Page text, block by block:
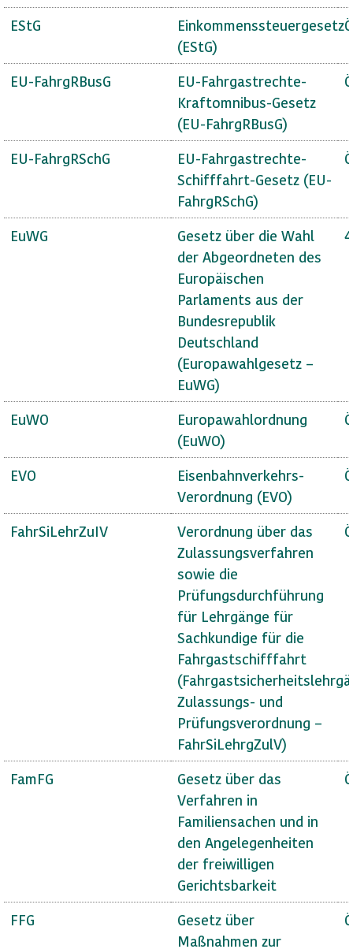
EStG
Einkommenssteuergesetz
(EStG)
EU-FahrgRBusG
EU-Fahrgastrechte-
Kraftomnibus-Gesetz
(EU-FahrgRBusG)
EU-FahrgRSchG
EU-Fahrgastrechte-
Schifffahrt-Gesetz (EU-
FahrgRSchG)
EuWG
Gesetz über die Wahl
der Abgeordneten des
Europäischen
Parlaments aus der
Bundesrepublik
Deutschland
(Europawahlgesetz –
EuWG)
EuWO
Europawahlordnung
(EuWO)
EVO
Eisenbahnverkehrs-
Verordnung (EVO)
FahrSiLehrZuIV
Verordnung über das
Zulassungsverfahren
sowie die
Prüfungsdurchführung
für Lehrgänge für
Sachkundige für die
Fahrgastschifffahrt
Zulassungs- und
Prüfungsverordnung –
FahrSiLehrgZulV)
FamFG
Gesetz über das
Verfahren in
Familiensachen und in
den Angelegenheiten
der freiwilligen
Gerichtsbarkeit
FFG
Gesetz über
Maßnahmen zur